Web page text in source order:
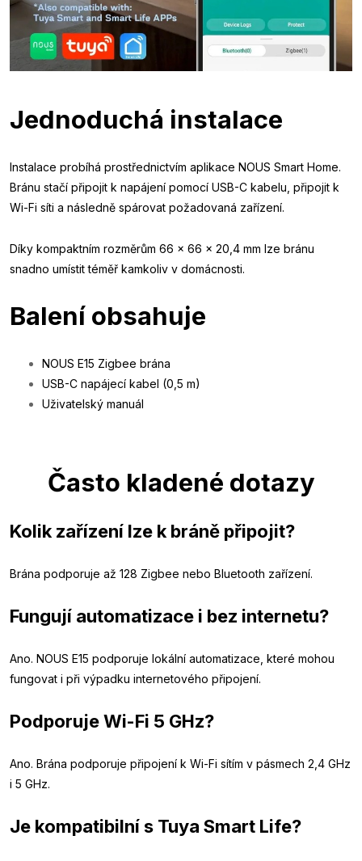
Jednoduchá instalace
Instalace probíhá prostřednictvím aplikace NOUS Smart Home.
Bránu stačí připojit k napájení pomocí USB-C kabelu, připojit k
Wi-Fi síti a následně spárovat požadovaná zařízení.
Díky kompaktním rozměrům 66 × 66 × 20,4 mm lze bránu
snadno umístit téměř kamkoliv v domácnosti.
Balení obsahuje
NOUS E15 Zigbee brána
USB-C napájecí kabel (0,5 m)
Uživatelský manuál
Často kladené dotazy
Kolik zařízení lze k bráně připojit?
Brána podporuje až 128 Zigbee nebo Bluetooth zařízení.
Fungují automatizace i bez internetu?
Ano. NOUS E15 podporuje lokální automatizace, které mohou
fungovat i při výpadku internetového připojení.
Podporuje Wi-Fi 5 GHz?
Ano. Brána podporuje připojení k Wi-Fi sítím v pásmech 2,4 GHz
i 5 GHz.
Je kompatibilní s Tuya Smart Life?